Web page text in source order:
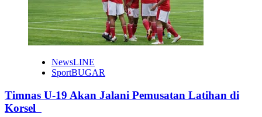
Undian
Ganda
Putra
Kurang
Menguntungkan
NewsLINE
SportBUGAR
Timnas U-19 Akan Jalani Pemusatan Latihan di
Korsel